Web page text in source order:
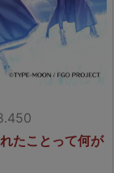
たことって何が